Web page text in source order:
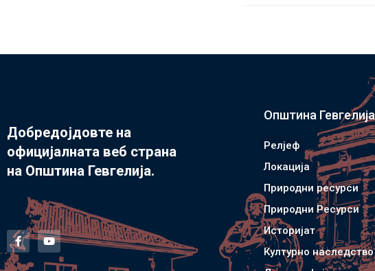
Добредојдовте на
официјалната веб страна
на Општина Гевгелија.
Општина Гевгелија
Релјеф
Локација
Природни ресурси
Природни Ресурси
Историјат
Културно наследство